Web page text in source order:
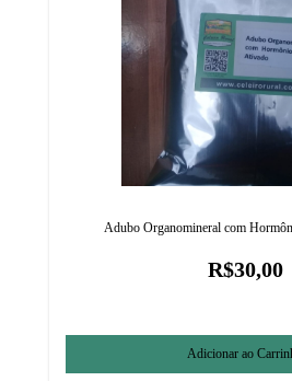
Adubo Organomineral com
R$30,00